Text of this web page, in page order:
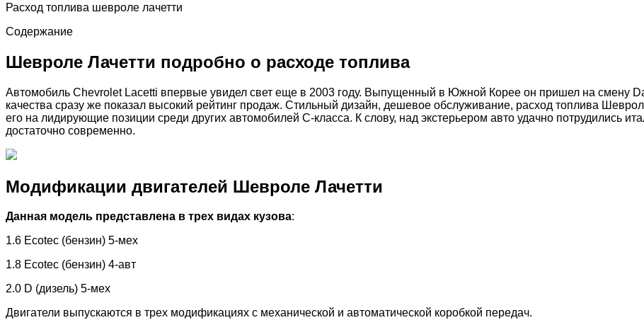
Расход топлива шевроле лачетти
Содержание
Шевроле Лачетти подробно о расходе топлива
Автомобиль Chevrolet Lacetti впервые увидел свет еще в 2003 году. Выпущенный в Южной Корее он пришел на смену
качества сразу же показал высокий рейтинг продаж. Стильный дизайн, дешевое обслуживание, расход топлива
его на лидирующие позиции среди других автомобилей С-класса. К слову, над экстерьером авто удачно потрудились
достаточно современно.
Модификации двигателей Шевроле Лачетти
Данная модель представлена в трех видах кузова:
1.6 Ecotec (бензин) 5-мех
1.8 Ecotec (бензин) 4-авт
2.0 D (дизель) 5-мех
Двигатели выпускаются в трех модификациях с механической и автоматической коробкой передач.